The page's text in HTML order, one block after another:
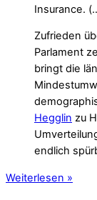
Insurance.
Zufrieden
Parlament
bringt die
Hegglin zu
endlich
Weiterlesen »